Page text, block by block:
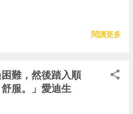
閱讀更多
困難，然後踏入順
服。」愛迪生